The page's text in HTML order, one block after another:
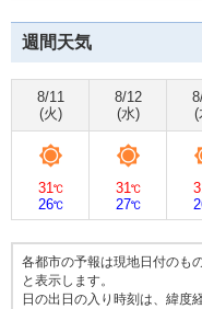
週間天気
8/11
(火)
8/12
(水)
(
31℃
26℃
31℃
27℃
各都市の予報は現地日付のも
と表示します。
日の出日の入り時刻は、緯度